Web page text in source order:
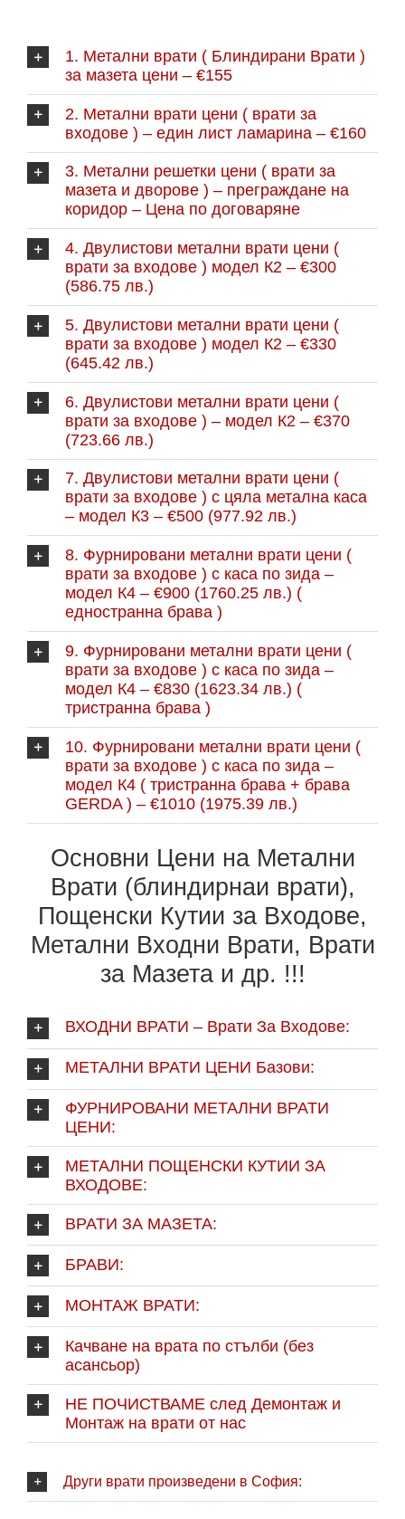
1. Метални врати ( Блиндирани Врати )
за мазета цени – €155
2. Метални врати цени ( врати за
входове ) – един лист ламарина – €160
3. Метални решетки цени ( врати за
мазета и дворове ) – преграждане на
коридор – Цена по договаряне
4. Двулистови метални врати цени (
врати за входове ) модел К2 – €300
(586.75 лв.)
5. Двулистови метални врати цени (
врати за входове ) модел К2 – €330
(645.42 лв.)
6. Двулистови метални врати цени (
врати за входове ) – модел К2 – €370
(723.66 лв.)
7. Двулистови метални врати цени (
врати за входове ) с цяла метална каса
– модел К3 – €500 (977.92 лв.)
8. Фурнировани метални врати цени (
врати за входове ) с каса по зида –
модел К4 – €900 (1760.25 лв.) (
едностранна брава )
9. Фурнировани метални врати цени (
врати за входове ) с каса по зида –
модел К4 – €830 (1623.34 лв.) (
тристранна брава )
10. Фурнировани метални врати цени (
врати за входове ) с каса по зида –
модел К4 ( тристранна брава + брава
GERDA ) – €1010 (1975.39 лв.)
Основни Цени на Метални
Врати (блиндирнаи врати),
Пощенски Кутии за Входове,
Метални Входни Врати, Врати
за Мазета и др. !!!
ВХОДНИ ВРАТИ – Врати За Входове:
МЕТАЛНИ ВРАТИ ЦЕНИ Базови:
ФУРНИРОВАНИ МЕТАЛНИ ВРАТИ
ЦЕНИ:
МЕТАЛНИ ПОЩЕНСКИ КУТИИ ЗА
ВХОДОВЕ:
ВРАТИ ЗА МАЗЕТА:
БРАВИ:
МОНТАЖ ВРАТИ:
Качване на врата по стълби (без
асансьор)
НЕ ПОЧИСТВАМЕ след Демонтаж и
Монтаж на врати от нас
Други врати произведени в София: